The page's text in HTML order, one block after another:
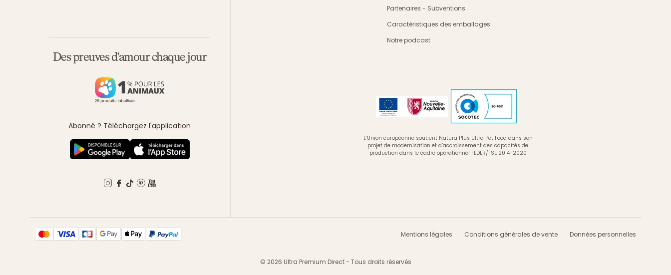
Des preuves d'amour chaque jour
Abonné ? Téléchargez l'application
Partenaires - Subventions
Caractéristiques des emballages
Notre podcast
L’Union européenne soutient Natura Plus Ultra Pet Food dans son
projet de modernisation et d’accroissement des capacités de
production dans le cadre opérationnel FEDER/FSE 2014-2020
Mentions légales Conditions générales de vente Données personnelles
© 2026 Ultra Premium Direct - Tous droits réservés